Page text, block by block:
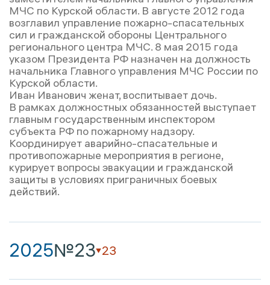
МЧС по Курской области. В августе 2012 года
возглавил управление пожарно-спасательных
сил и гражданской обороны Центрального
регионального центра МЧС. 8 мая 2015 года
указом Президента РФ назначен на должность
начальника Главного управления МЧС России по
Курской области.
Иван Иванович женат, воспитывает дочь.
В рамках должностных обязанностей выступает
главным государственным инспектором
субъекта РФ по пожарному надзору.
Координирует аварийно-спасательные и
противопожарные мероприятия в регионе,
курирует вопросы эвакуации и гражданской
защиты в условиях приграничных боевых
действий.
2025№23 23